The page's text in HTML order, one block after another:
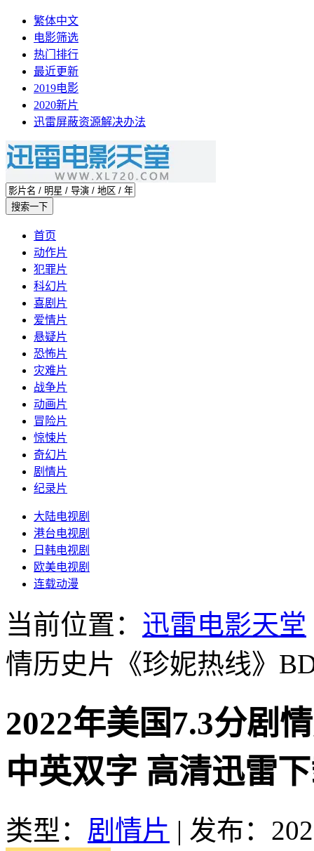
繁体中文
电影筛选
热门排行
最近更新
2019电影
2020新片
迅雷屏蔽资源解决办法
首页
动作片
犯罪片
科幻片
喜剧片
爱情片
悬疑片
恐怖片
灾难片
战争片
动画片
冒险片
惊悚片
奇幻片
剧情片
纪录片
大陆电视剧
港台电视剧
日韩电视剧
欧美电视剧
连载动漫
当前位置： 迅雷电影天堂
情历史片《珍妮热线》
2022年美国7.3分剧
中英双字 高清迅雷
类型： 剧情片 | 发布：